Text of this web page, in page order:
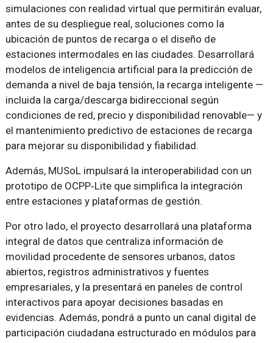
simulaciones con realidad virtual que permitirán evaluar,
antes de su despliegue real, soluciones como la
ubicación de puntos de recarga o el diseño de
estaciones intermodales en las ciudades. Desarrollará
modelos de inteligencia artificial para la predicción de
demanda a nivel de baja tensión, la recarga inteligente —
incluida la carga/descarga bidireccional según
condiciones de red, precio y disponibilidad renovable— y
el mantenimiento predictivo de estaciones de recarga
para mejorar su disponibilidad y fiabilidad.
Además, MUSoL impulsará la interoperabilidad con un
prototipo de OCPP‑Lite que simplifica la integración
entre estaciones y plataformas de gestión.
Por otro lado, el proyecto desarrollará una plataforma
integral de datos que centraliza información de
movilidad procedente de sensores urbanos, datos
abiertos, registros administrativos y fuentes
empresariales, y la presentará en paneles de control
interactivos para apoyar decisiones basadas en
evidencias. Además, pondrá a punto un canal digital de
participación ciudadana estructurado en módulos para